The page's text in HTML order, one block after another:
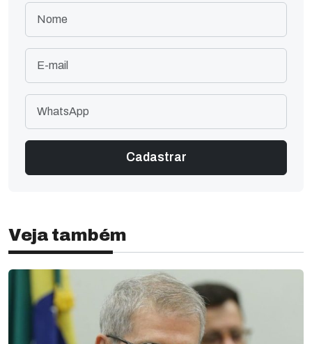
Veja também